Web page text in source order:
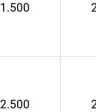
1.500
2.500